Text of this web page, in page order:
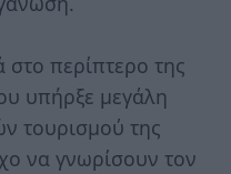
στο περίπτερο της
υπήρξε μεγάλη
τουρισμού της
να γνωρίσουν τον